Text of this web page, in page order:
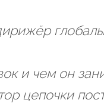
и чем он
цепочки